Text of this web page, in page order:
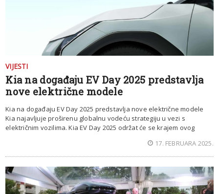
VIJESTI
Kia na događaju EV Day 2025 predstavlja
nove električne modele
Kia na događaju EV Day 2025 predstavlja nove električne modele
Kia najavljuje proširenu globalnu vodeću strategiju u vezi s
električnim vozilima. Kia EV Day 2025 održat će se krajem ovog
17. FEBRUARA 2025.